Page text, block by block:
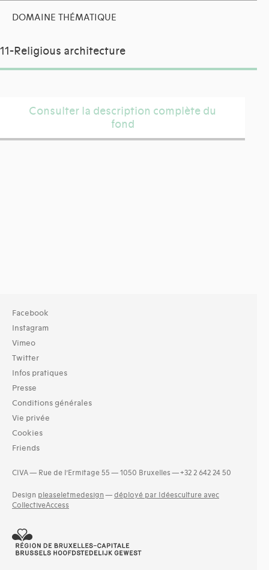
DOMAINE THÉMATIQUE
11-Religious architecture
Consulter la description complète du
fond
Facebook
Instagram
Vimeo
Twitter
Infos pratiques
Presse
Conditions générales
Vie privée
Cookies
Friends
CIVA — Rue de l’Ermitage 55 — 1050 Bruxelles — +32 2 642 24 50
Design pleaseletmedesign — déployé par Idéesculture avec
CollectiveAccess